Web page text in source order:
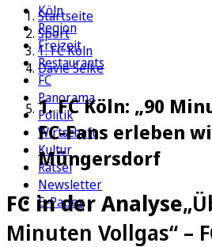
Köln
Region
Freizeit
Restaurants
FC
Panorama
Politik
Wirtschaft
Kultur
Rätsel
Newsletter
E-Paper
Startseite
Sport
1. FC Köln
Davie Selke
1. FC Köln: „90
FC-Fans erleben
Müngersdorf
FC in der Analyse
Minuten Vollgas“ –